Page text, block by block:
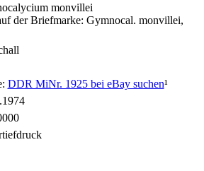
monvillei
der Briefmarke: Gymnocal. monvillei,
DDR MiNr. 1925 bei eBay suchen¹